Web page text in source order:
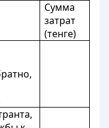
Сумма
затрат
(тенге)